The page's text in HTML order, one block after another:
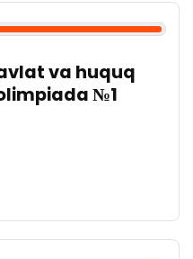
va huquq
№1